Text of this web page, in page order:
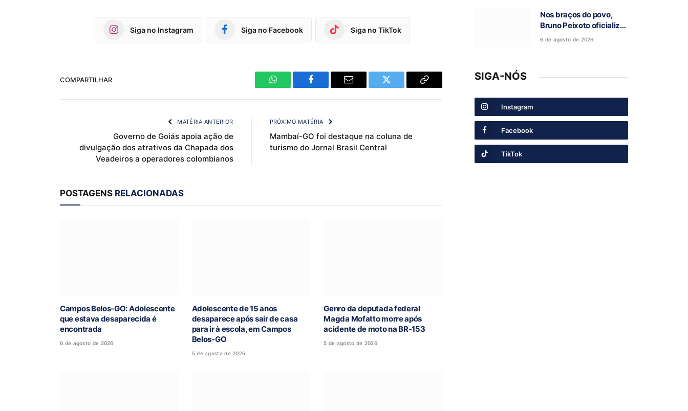
Siga no Instagram Siga no Facebook Siga no TikTok
COMPARTILHAR
WhatsAppFacebook Email Twitter
Copy
MATÉRIA ANTERIOR
Governo de Goiás apoia ação de
divulgação dos atrativos da Chapada dos
Veadeiros a operadores colombianos
PRÓXIMO MATÉRIA
Mambaí-GO foi destaque na coluna de
turismo do Jornal Brasil Central
POSTAGENS RELACIONADAS
Campos Belos-GO: Adolescente
que estava desaparecida é
encontrada
6 de agosto de 2026
Adolescente de 15 anos
desaparece após sair de casa
para ir à escola, em Campos
Belos-GO
5 de agosto de 2026
Genro da deputada federal
Magda Mofatto morre após
acidente de moto na BR-153
5 de agosto de 2026
Nos braços do povo,
Bruno Peixoto oficializa
candidatura a deputado
6 de agosto de 2026
SIGA-NÓS
Instagram
Facebook
TikTok